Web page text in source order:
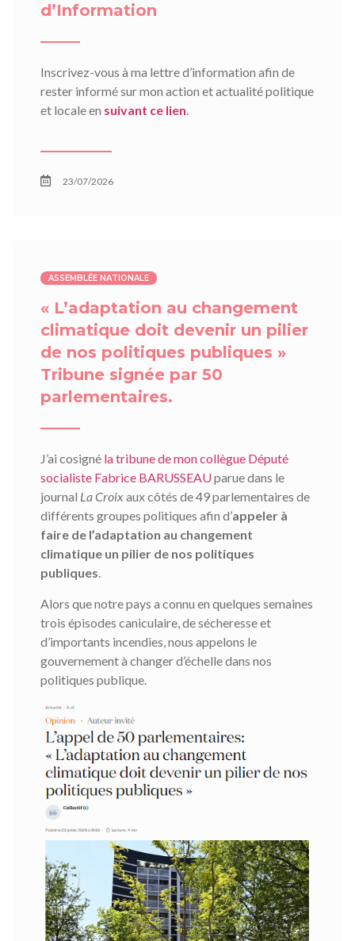
d’Information
Inscrivez-vous à ma lettre d’information afin de
rester informé sur mon action et actualité politique
et locale en suivant ce lien.
23/07/2026
ASSEMBLÉE NATIONALE
« L’adaptation au changement
climatique doit devenir un pilier
de nos politiques publiques »
Tribune signée par 50
parlementaires.
J’ai cosigné la tribune de mon collègue Député
socialiste Fabrice BARUSSEAUparue dans le
journal La Croixaux côtés de 49 parlementaires de
différents groupes politiques afin d’appeler à
faire de l’adaptation au changement
climatique un pilier de nos politiques
publiques.
Alors que notre pays a connu en quelques semaines
trois épisodes caniculaire, de sécheresse et
d’importants incendies, nous appelons le
gouvernement à changer d’échelle dans nos
politiques publique.